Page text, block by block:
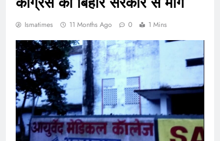
Ismatimes 11 Months Ago 0 1 Mins